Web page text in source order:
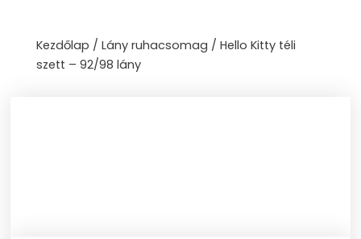
contentKezdőlap / Lány ruhacsomag / Hello Kitty téli
szett – 92/98 lány